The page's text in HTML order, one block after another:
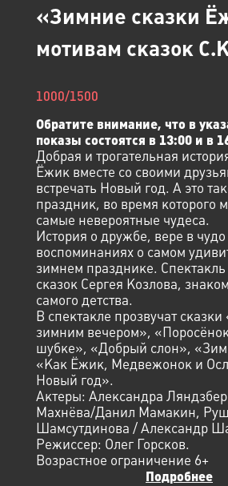
«Зимние сказки
мотивам сказок
1000/1500
Обратите внимание, что в
показы состоятся в 13:00 и в
Добрая и трогательная
Ёжик вместе со своими
встречать Новый год. А это
праздник, во время которого
самые невероятные чудеса.
История о дружбе, вере в
воспоминаниях о самом
зимнем празднике.
сказок Сергея Козлова,
самого детства.
В спектакле прозвучат
зимним вечером»,
шубке», «Добрый слон»,
«Как Ёжик, Медвежонок и
Новый год».
Актеры: Александра
Махнёва/Данил Мамакин,
Шамсутдинова / Александр
Режиссер: Олег Горсков.
Возрастное ограничение 6+
Подробнее